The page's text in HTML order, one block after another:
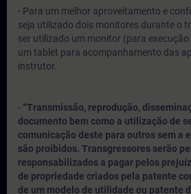
- Para um melhor aproveitamento e
seja utilizado dois monitores durante o
ser utilizado um monitor (para
um tablet para acompanhamento das
instrutor.
- “Transmissão, reprodução,
documento bem como a utilização de
comunicação deste para outros sem a
são proibidos. Transgressores serão
responsabilizados a pagar pelos
de propriedade criados pela patente
de um modelo de utilidade ou patente